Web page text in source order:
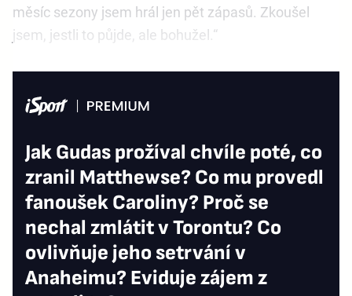
měsíc sezony jsem hrál jen pět zápasů. Zkoušel
jsem, jestli to půjde, ale bohužel.“
Jak Gudas prožíval chvíle poté, co
zranil Matthewse? Co mu provedl
fanoušek Caroliny? Proč se
nechal zmlátit v Torontu? Co
ovlivňuje jeho setrvání v
Anaheimu? Eviduje zájem z